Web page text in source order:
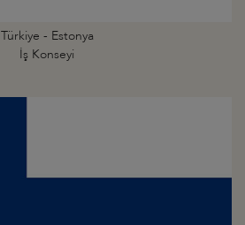
Türkiye - Estonya
İş Konseyi